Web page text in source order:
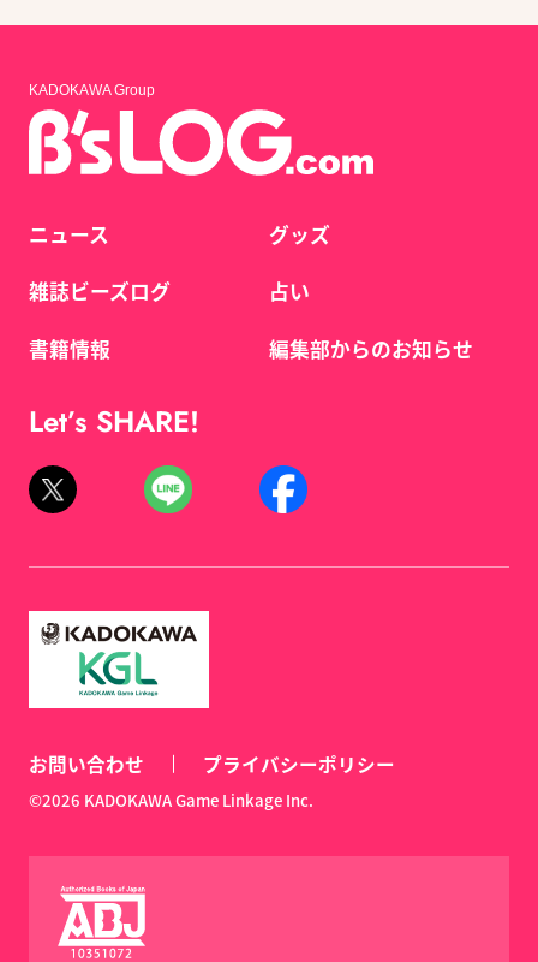
KADOKAWA Group
ニュース
雑誌ビーズログ
書籍情報
グッズ
占い
編集部からのお知らせ
Let’s SHARE!
お問い合わせ プライバシーポリシー
©2026 KADOKAWA Game Linkage Inc.